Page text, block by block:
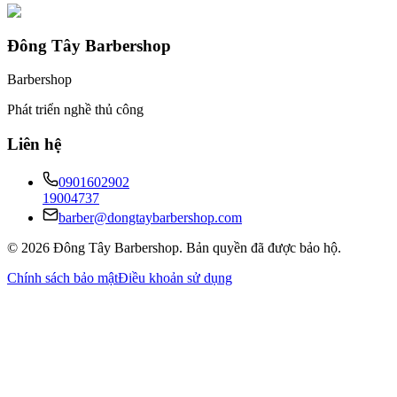
Đông Tây Barbershop
Barbershop
Phát triển nghề thủ công
Liên hệ
0901602902
19004737
barber@dongtaybarbershop.com
© 2026 Đông Tây Barbershop. Bản quyền đã được bảo hộ.
Chính sách bảo mậtĐiều khoản sử dụng